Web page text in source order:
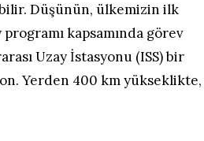
Düşünün, ülkemizin ilk
kapsamında görev
Uzay İstasyonu (ISS) bir
Yerden 400 km yükseklikte,